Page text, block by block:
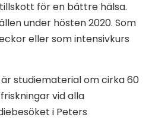
för en bättre hälsa.
under hösten 2020. Som
eller som intensivkurs
studiematerial om cirka 60
vid alla
i Peters